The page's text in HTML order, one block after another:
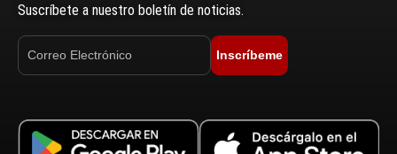
Suscríbete a nuestro boletín de noticias.
Inscríbeme